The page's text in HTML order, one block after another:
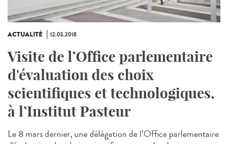
ACTUALITÉ 12.03.2018
Visite de l’Office parlementaire
d'évaluation des choix
scientifiques et technologiques,
à l’Institut Pasteur
Le 8 mars dernier, une délégation de l’Office parlementaire